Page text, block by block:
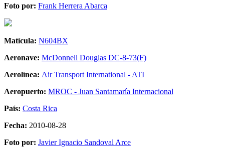
Foto por: Frank Herrera Abarca
Matícula: N604BX
Aeronave: McDonnell Douglas DC-8-73(F)
Aerolínea: Air Transport International - ATI
Aeropuerto: MROC - Juan Santamaría Internacional
País: Costa Rica
Fecha: 2010-08-28
Foto por: Javier Ignacio Sandoval Arce